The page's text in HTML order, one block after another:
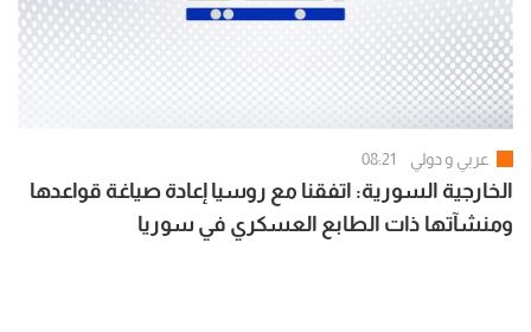
عربي و دولي 08:21
الخارجية السورية: اتفقنا مع روسيا إعادة صياغة قواعدها
ومنشآتها ذات الطابع العسكري في سوريا